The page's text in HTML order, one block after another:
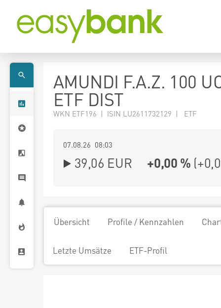
AMUNDI F.A.Z. 100
ETF DIST
WKN ETF196 | ISIN LU2611732129 | ETF
07.08.26 08:03
39,06 EUR +0,00 % (
Übersicht Profile / Kennzahlen
Letzte Umsätze ETF-Profil